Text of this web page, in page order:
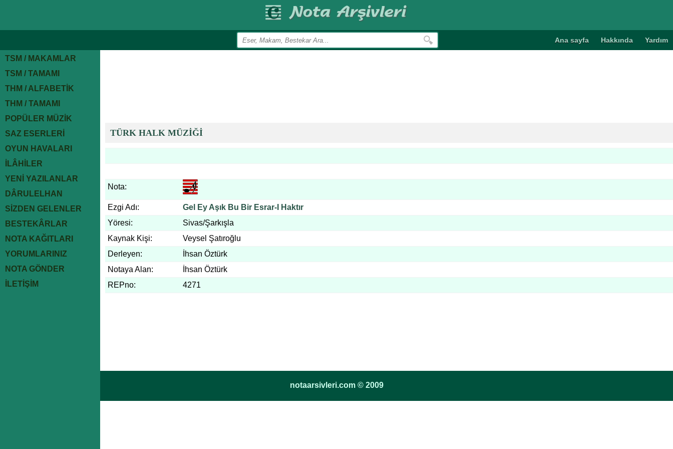
Ana sayfa Hakkında Yardım
TSM / MAKAMLAR
TSM / TAMAMI
THM / ALFABETİK
THM / TAMAMI
POPÜLER MÜZİK
SAZ ESERLERİ
OYUN HAVALARI
İLÂHİLER
YENİ YAZILANLAR
DÂRULELHAN
SİZDEN GELENLER
BESTEKÂRLAR
NOTA KAĞITLARI
YORUMLARINIZ
NOTA GÖNDER
İLETİŞİM
TÜRK HALK MÜZİĞİ
Nota:
Ezgi Adı:
Gel Ey Aşık Bu Bir Esrar-I Haktır
Yöresi:
Sivas/Şarkışla
Kaynak Kişi:
Veysel Şatıroğlu
Derleyen:
İhsan Öztürk
Notaya Alan:
İhsan Öztürk
REPno:
4271
notaarsivleri.com © 2009